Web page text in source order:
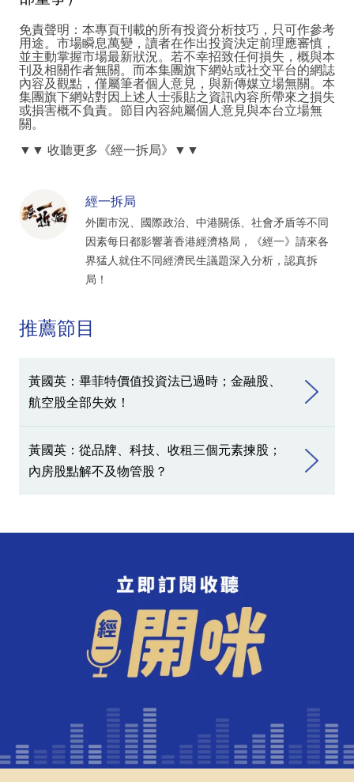
免責聲明：本專頁刊載的所有投資分析技巧，只可作參考
用途。市場瞬息萬變，讀者在作出投資決定前理應審慎，
並主動掌握市場最新狀況。若不幸招致任何損失，概與本
刊及相關作者無關。而本集團旗下網站或社交平台的網誌
內容及觀點，僅屬筆者個人意見，與新傳媒立場無關。本
集團旗下網站對因上述人士張貼之資訊內容所帶來之損失
或損害概不負責。節目內容純屬個人意見與本台立場無
關。
▼▼ 收聽更多《經一拆局》▼▼
經一拆局
外圍市況、國際政治、中港關係、社會矛盾等不同
因素每日都影響著香港經濟格局，《經一》請來各
界猛人就住不同經濟民生議題深入分析，認真拆
局！
推薦節目
黃國英：畢菲特價值投資法已過時；金融股、
航空股全部失效！
黃國英：從品牌、科技、收租三個元素揀股；
內房股點解不及物管股？